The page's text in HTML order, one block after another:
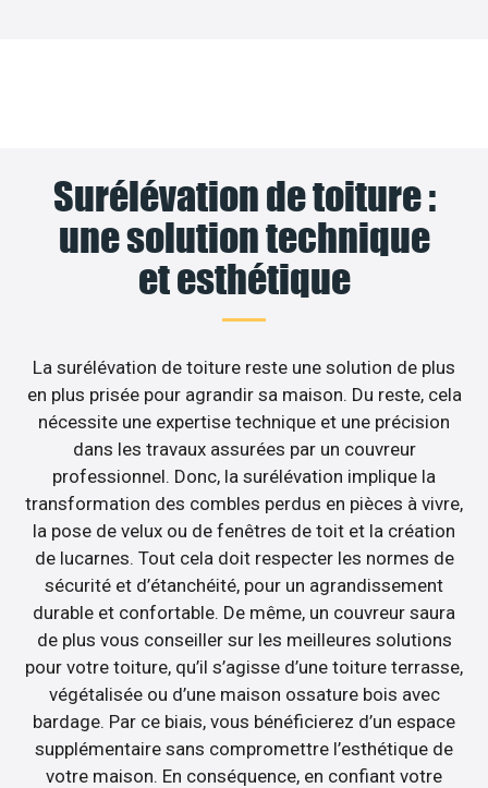
Surélévation de toiture :
une solution technique
et esthétique
La surélévation de toiture reste une solution de plus
en plus prisée pour agrandir sa maison. Du reste, cela
nécessite une expertise technique et une précision
dans les travaux assurées par un couvreur
professionnel. Donc, la surélévation implique la
transformation des combles perdus en pièces à vivre,
la pose de velux ou de fenêtres de toit et la création
de lucarnes. Tout cela doit respecter les normes de
sécurité et d’étanchéité, pour un agrandissement
durable et confortable. De même, un couvreur saura
de plus vous conseiller sur les meilleures solutions
pour votre toiture, qu’il s’agisse d’une toiture terrasse,
végétalisée ou d’une maison ossature bois avec
bardage. Par ce biais, vous bénéficierez d’un espace
supplémentaire sans compromettre l’esthétique de
votre maison. En conséquence, en confiant votre